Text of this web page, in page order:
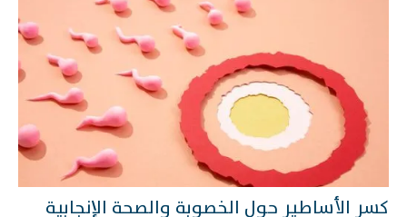
كسر الأساطير حول الخصوبة والصحة الإنجابية